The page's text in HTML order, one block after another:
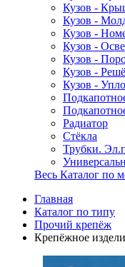
Кузов -
Кузов -
Кузов -
Кузов -
Кузов -
Кузов -
Кузов -
Радиатор
Стёкла
Трубки.
Весь Каталог по
Главная
Каталог по типу
Прочий крепёж
Крепёжное